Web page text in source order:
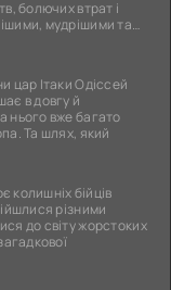
болючих втрат і
мудрішими та
цар Ітаки Одіссей
в довгу й
нього вже багато
Та шлях, який
колишніх бійців
різними
до світу жорстоких